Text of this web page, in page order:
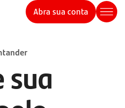
Abra sua conta
sua